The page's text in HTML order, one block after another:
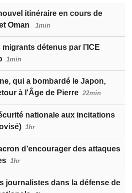
itinéraire en cours de
Oman
1min
détenus par l’ICE
1min
qui a bombardé le Japon,
à l'Âge de Pierre 22min
nationale aux incitations
1hr
d’encourager des attaques
1hr
journalistes dans la défense de